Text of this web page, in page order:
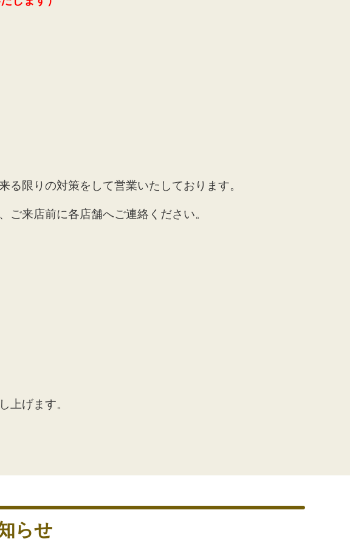
限りの対策をして営業いたしております。
来店前に各店舗へご連絡ください。
上げます。
らせ